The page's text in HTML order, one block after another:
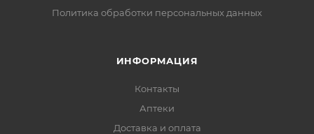
Политика обработки персональных данных
ИНФОРМАЦИЯ
Контакты
Аптеки
Доставка и оплата